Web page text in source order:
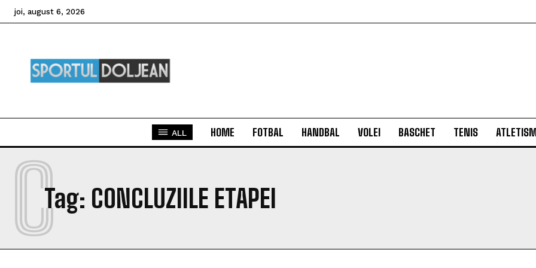
joi, august 6, 2026
ALL HOME FOTBAL HANDBAL VOLEI BASCHET TENIS
Tag: CONCLUZIILE ETAPEI
C